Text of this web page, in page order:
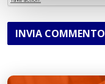
INVIA COMMENTO